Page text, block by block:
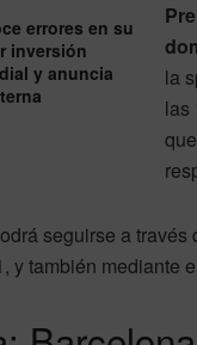
errores en su
inversión
y anuncia
la
las
seguirse a través
y también mediante